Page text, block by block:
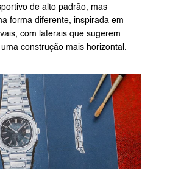
de alto padrão, mas
forma diferente, inspirada em
com laterais que sugerem
construção mais horizontal.